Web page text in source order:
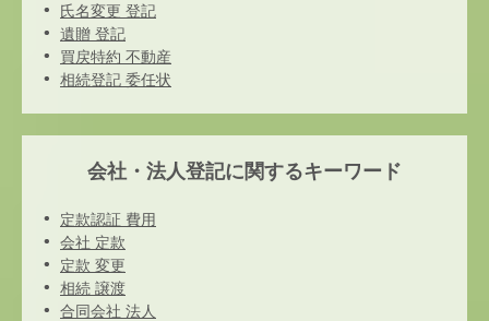
氏名変更 登記
遺贈 登記
買戻特約 不動産
相続登記 委任状
会社・法人登記に関するキーワード
定款認証 費用
会社 定款
定款 変更
相続 譲渡
合同会社 法人